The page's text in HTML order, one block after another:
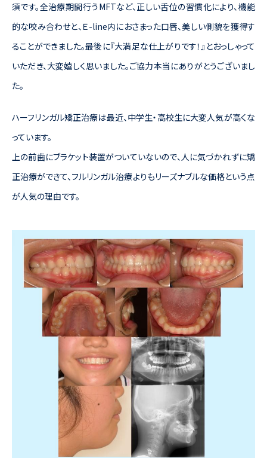
須です。全治療期間行うMFTなど、正しい舌位の習慣化により、機能
的な咬み合わせと、 Ｅ-line内におさまった口唇、美しい側貌を獲得す
ることができました。最後に『大満足な仕上がりです！』とおっしゃって
いただき、大変嬉しく思いました。ご協力本当にありがとうございまし
た。
ハーフリンガル矯正治療は最近、中学生・高校生に大変人気が高くな
っています。
上の前歯にブラケット装置がついていないので、人に気づかれずに矯
正治療ができて、フルリンガル治療よりもリーズナブルな価格という点
が人気の理由です。